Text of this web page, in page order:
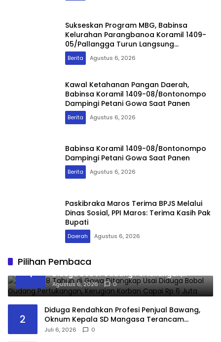
Sukseskan Program MBG, Babinsa
Kelurahan Parangbanoa Koramil 1409-
05/Pallangga Turun Langsung
Pendampingan di Sekolah
Berita Agustus 6, 2026
Kawal Ketahanan Pangan Daerah,
Babinsa Koramil 1409-08/Bontonompo
Dampingi Petani Gowa Saat Panen
Berita Agustus 6, 2026
Babinsa Koramil 1409-08/Bontonompo
Dampingi Petani Gowa Saat Panen
Berita Agustus 6, 2026
Paskibraka Maros Terima BPJS Melalui
Dinas Sosial, PPI Maros: Terima Kasih Pak
Bupati
Daerah Agustus 6, 2026
Pilihan Pembaca
1
Remaja 18 Tahun di Gowa Ditangkap Usai
Diduga Bobol Gudang Pertukangan,
Kerugian Korban Capai Rp 6 Juta
Agustus 6, 2026 0
2
Diduga Rendahkan Profesi Penjual Bawang,
Oknum Kepala SD Mangasa Terancam
Dilaporkan ke Inspektorat dan Dinas
Juli 6, 2026 0